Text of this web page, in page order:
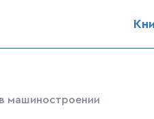
машиностроении